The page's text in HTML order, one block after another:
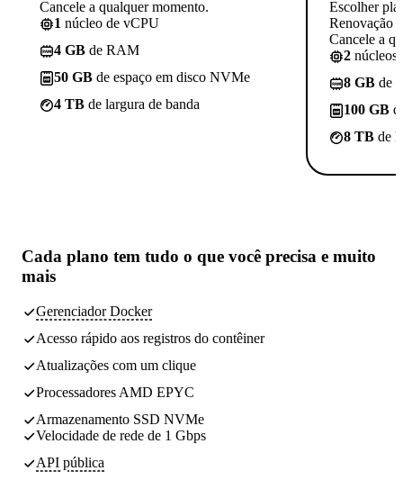
Cancele a qualquer momento.
1 núcleo de vCPU
4 GB de RAM
50 GB de espaço em disco NVMe
4 TB de largura de banda
Escolher
Renovação
Cancele a
2 núcleos
8 GB de
100 GB
8 TB de
Cada plano tem tudo o que você precisa e muito
mais
Gerenciador Docker
Acesso rápido aos registros do contêiner
Atualizações com um clique
Processadores AMD EPYC
Armazenamento SSD NVMe
Velocidade de rede de 1 Gbps
API pública